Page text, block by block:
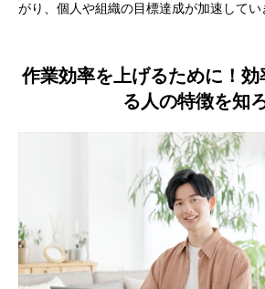
がり、個人や組織の目標達成が加速してい
作業効率を上げるために！
る人の特徴を知